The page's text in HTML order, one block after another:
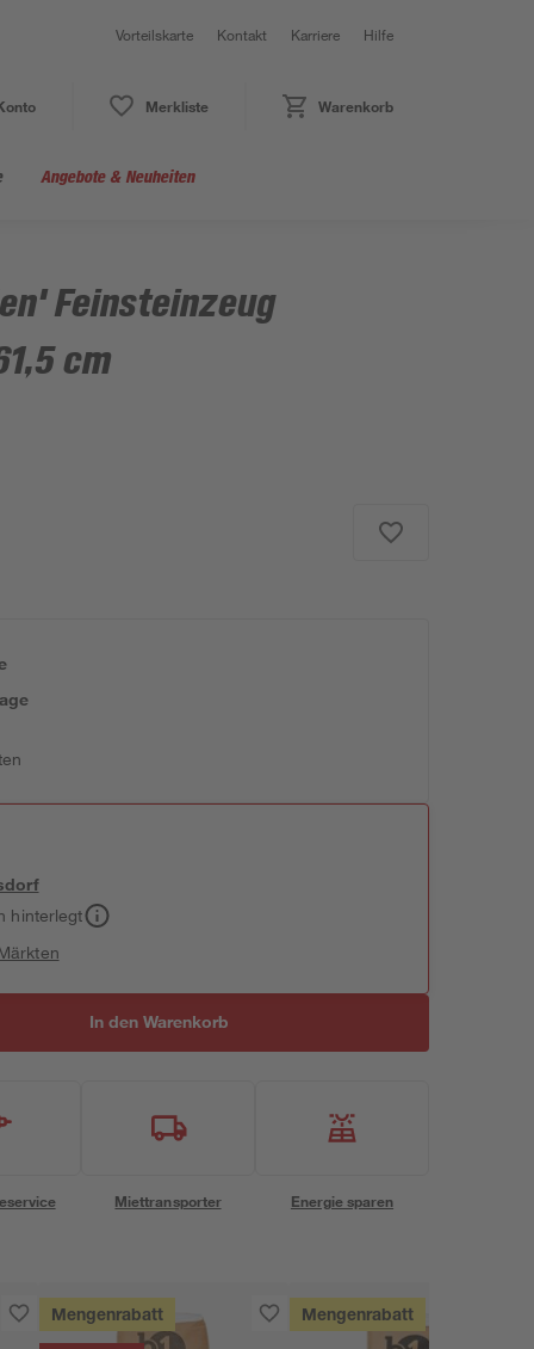
Vorteilskarte Kontakt Karriere Hilfe
Merkliste Warenkorb
Angebote & Neuheiten
Feinsteinzeug
cm
hinterlegt
In den Warenkorb
Miettransporter Energie sparen
Mengenrabatt Mengenrabatt